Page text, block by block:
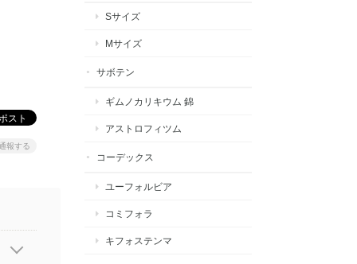
報する
Sサイズ
Mサイズ
サボテン
ギムノカリキウム 錦
アストロフィツム
コーデックス
ユーフォルビア
コミフォラ
キフォステンマ